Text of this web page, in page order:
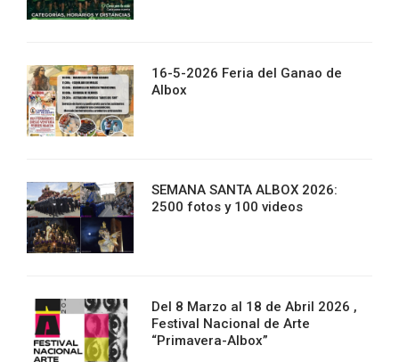
16-5-2026 Feria del Ganao de
Albox
SEMANA SANTA ALBOX 2026:
2500 fotos y 100 videos
Del 8 Marzo al 18 de Abril 2026 ,
Festival Nacional de Arte
“Primavera-Albox”